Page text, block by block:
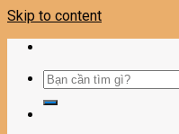
Skip to content